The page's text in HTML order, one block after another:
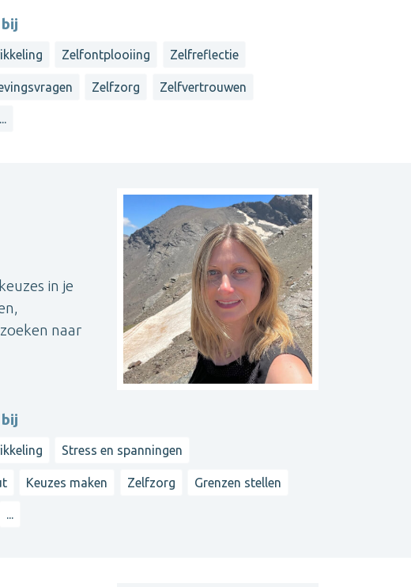
Zelfontplooiing Zelfreflectie
Zelfzorg Zelfvertrouwen
...
in je
naar
Stress en spanningen
Keuzes maken Zelfzorg Grenzen stellen
...